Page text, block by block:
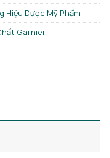
Hiệu Dược Mỹ Phẩm
Garnier